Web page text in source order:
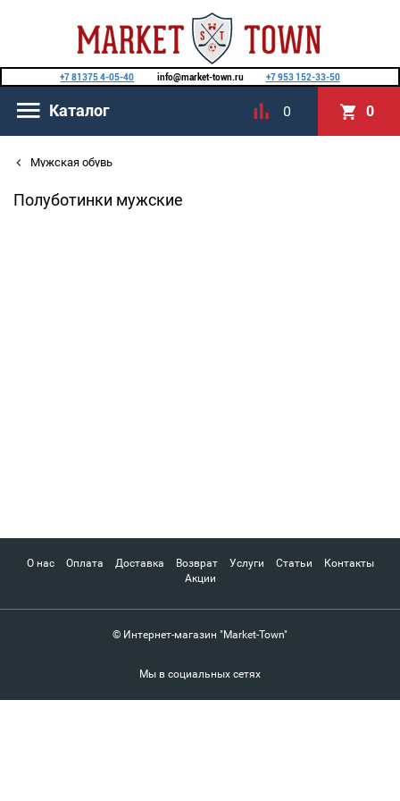
+7 81375 4-05-40 info@market-town.ru +7 953 152-33-50
Каталог 0 0
Мужская обувь
Полуботинки мужские
О нас Оплата Доставка Возврат Услуги Статьи
Контакты
Акции
© Интернет-магазин "Market-Town"
Мы в социальных сетях